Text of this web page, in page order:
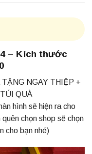
– Kích thước
TẶNG NGAY THIỆP +
QUÀ
hình sẽ hiện ra cho
chọn shop sẽ chọn
cho bạn nhé)